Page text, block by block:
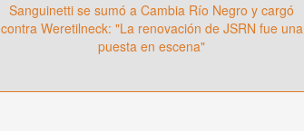
Sanguinetti se sumó a Cambia Río Negro y cargó
contra Weretilneck: "La renovación de JSRN fue una
puesta en escena"